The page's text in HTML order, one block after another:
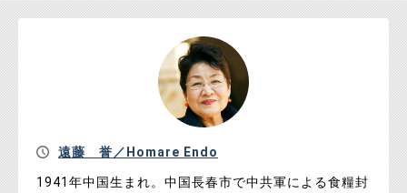
遠藤 誉／Homare Endo
1941年中国生まれ。中国長春市で中共軍による食糧封